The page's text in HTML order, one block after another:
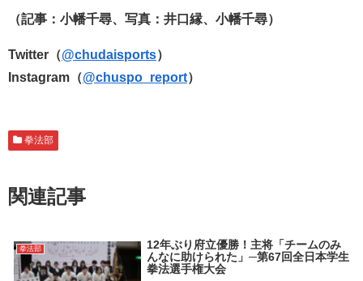
（記事：小幡千尋、写真：井口縁、小幡千尋）
Twitter（@chudaisports）
Instagram（@chuspo_report）
拳法部
関連記事
拳法部
12年ぶり府立優勝！主将「チームのみ
んなに助けられた」─第67回全日本学生
拳法選手権大会